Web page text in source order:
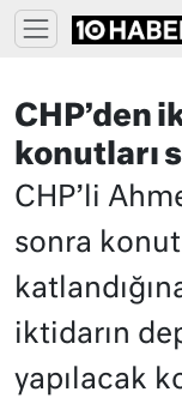
CHP’den
konutları
CHP’li
sonra
iktidarın
yapılacak